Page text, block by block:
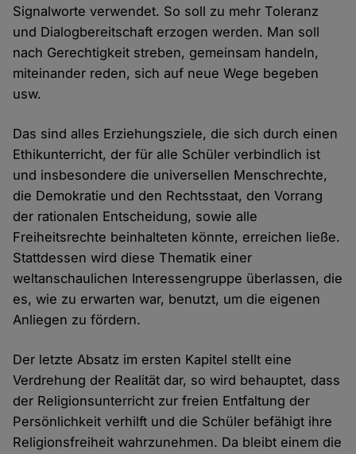
Signalworte verwendet. So soll zu mehr Toleranz
und Dialogbereitschaft erzogen werden. Man soll
nach Gerechtigkeit streben, gemeinsam handeln,
miteinander reden, sich auf neue Wege begeben
usw.
Das sind alles Erziehungsziele, die sich durch einen
Ethikunterricht, der für alle Schüler verbindlich ist
und insbesondere die universellen Menschrechte,
die Demokratie und den Rechtsstaat, den Vorrang
der rationalen Entscheidung, sowie alle
Freiheitsrechte beinhalteten könnte, erreichen ließe.
Stattdessen wird diese Thematik einer
weltanschaulichen Interessengruppe überlassen, die
es, wie zu erwarten war, benutzt, um die eigenen
Anliegen zu fördern.
Der letzte Absatz im ersten Kapitel stellt eine
Verdrehung der Realität dar, so wird behauptet, dass
der Religionsunterricht zur freien Entfaltung der
Persönlichkeit verhilft und die Schüler befähigt ihre
Religionsfreiheit wahrzunehmen. Da bleibt einem die